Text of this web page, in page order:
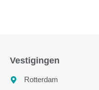
Vestigingen
Rotterdam